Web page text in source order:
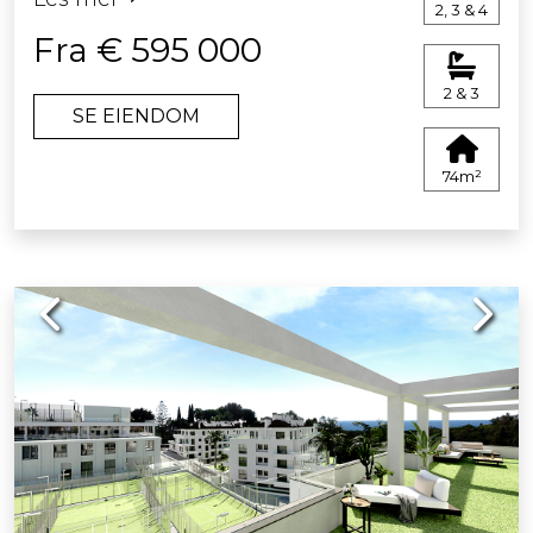
(underjordisk og utendørs). En
fantastisk investering!
Fra € 595 000
SE EIENDOM
2, 3 & 4
2 & 3
74m²
Previous Next